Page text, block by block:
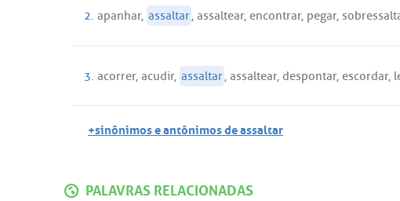
2. apanhar, assaltar, assaltear, encontrar, pegar,
3. acorrer, acudir, assaltar, assaltear, despontar, escordar,
+sinônimos e antônimos de assaltar
PALAVRAS RELACIONADAS